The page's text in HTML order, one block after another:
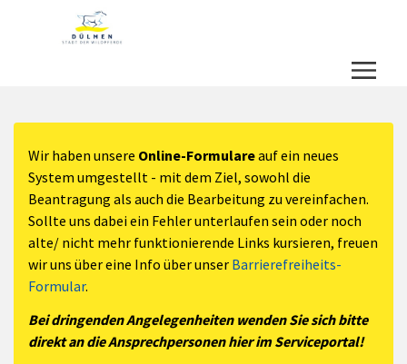
Zum Header
Zum Hauptinhalt
Zum Footer
Zum Hauptinhalt springen
Wir haben unsere Online-Formulareauf ein neues
System umgestellt - mit dem Ziel, sowohl die
Beantragung als auch die Bearbeitung zu vereinfachen.
Sollte uns dabei ein Fehler unterlaufen sein oder noch
alte/ nicht mehr funktionierende Links kursieren, freuen
wir uns über eine Info über unser Barrierefreiheits-
Formular.
Bei dringenden Angelegenheiten wenden Sie sich bitte
direkt an die Ansprechpersonen hier im Serviceportal!